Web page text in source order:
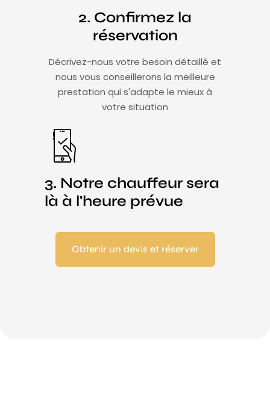
2. Confirmez la
réservation
Décrivez-nous votre besoin détaillé et
nous vous conseillerons la meilleure
prestation qui s'adapte le mieux à
votre situation​
3. Notre chauffeur sera
là à l'heure prévue
Obtenir un devis et réserver